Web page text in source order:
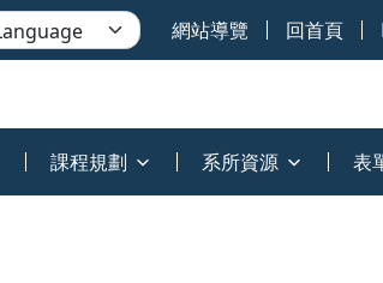
網站導覽 回首頁
課程規劃 系所資源 表